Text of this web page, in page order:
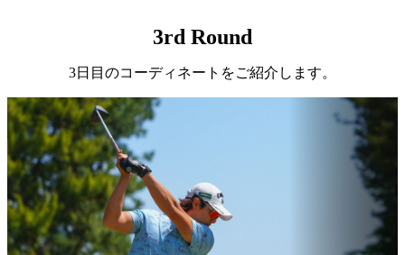
3rd Round
3日目のコーディネートをご紹介します。